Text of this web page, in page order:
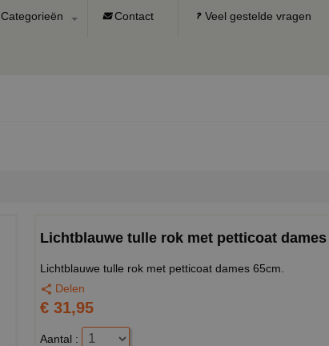
Categorieën Contact Veel gestelde vragen
Lichtblauwe tulle rok met petticoat dames
Lichtblauwe tulle rok met petticoat dames 65cm.
Delen
€ 31,95
Aantal :